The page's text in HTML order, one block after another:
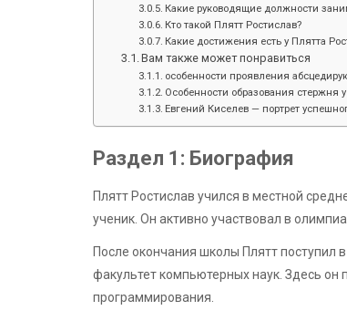
Какие руководящие должности
Кто такой Плятт Ростислав?
Какие достижения есть у Плятта
Вам также может понравиться
особенности проявления
Особенности образования стержня
Евгений Киселев — портрет
Раздел 1: Биография
Плятт Ростислав учился в местной
ученик. Он активно участвовал в
После окончания школы Плятт поступил
факультет компьютерных наук. Здесь он
программирования.